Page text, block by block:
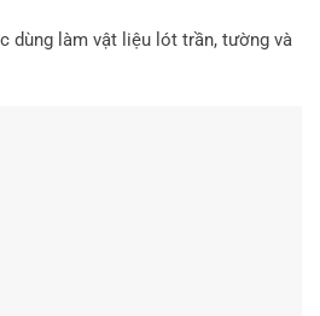
dùng làm vật liệu lót trần, tường và